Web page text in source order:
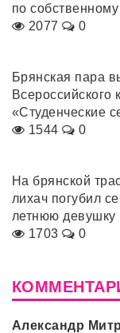
по
2077
0
Брянская пара
Всероссийского
«Студенческие
1544
0
На брянской
лихач погубил
летнюю девушку
1703
0
Александр